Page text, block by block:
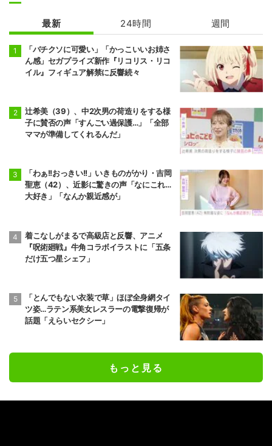
最新 24時間 週間
「バチクソに可愛い」「かっこいいお姉さ
ん感」セガプライズ新作『リコリス・リコ
イル』フィギュア解禁に反響続々
辻希美（39）、中2次男の荷造りをする様
子に賛否の声「すんごい過保護…」「全部
ママが準備してくれるんだ」
「わぁ!!おっきい!!」いきものがかり・吉岡
聖恵（42）、近影に驚きの声「なにこれ…
大好き」「なんか親近感が」
着こなしがまるで高級店と反響、アニメ
『呪術廻戦』牛角コラボイラストに「五条
だけ五つ星シェフ」
「とんでもない衣装で草」ほぼ全身網タイ
ツ姿…ラテン系美女レスラーの電撃復帰が
話題「えらいセクシー」
もっと見る